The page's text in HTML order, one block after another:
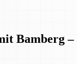
Bamberg –